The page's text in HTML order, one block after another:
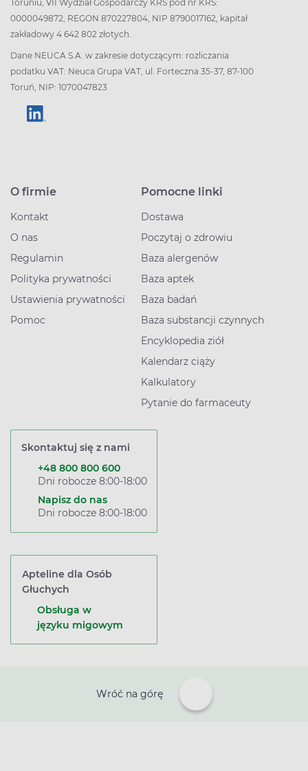
Toruniu, VII Wydział Gospodarczy KRS pod nr KRS:
0000049872, REGON 870227804, NIP 8790017162, kapitał
zakładowy 4 642 802 złotych.
Dane NEUCA S.A. w zakresie dotyczącym: rozliczania
podatku VAT: Neuca Grupa VAT, ul. Forteczna 35-37, 87-100
Toruń, NIP: 1070047823
O firmie
Kontakt
O nas
Regulamin
Polityka prywatności
Ustawienia prywatności
Pomoc
Pomocne linki
Dostawa
Poczytaj o zdrowiu
Baza alergenów
Baza aptek
Baza badań
Baza substancji czynnych
Encyklopedia ziół
Kalendarz ciąży
Kalkulatory
Pytanie do farmaceuty
Skontaktuj się z nami
+48 800 800 600
Dni robocze 8:00-18:00
Napisz do nas
Dni robocze 8:00-18:00
Apteline dla Osób
Głuchych
Obsługa w
języku migowym
Wróć na górę